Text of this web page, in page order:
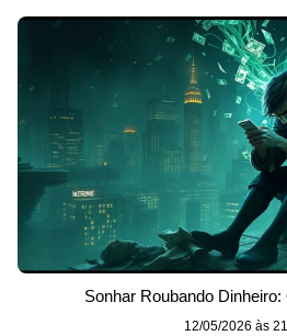
Sonhar Roubando
12/05/2026 às